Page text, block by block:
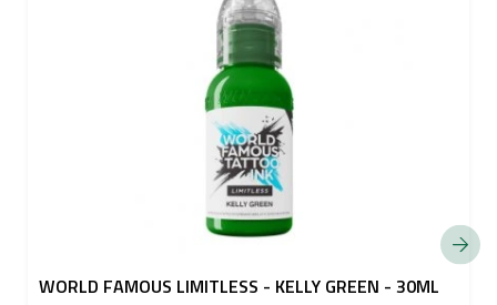
WORLD FAMOUS LIMITLESS - KELLY GREEN - 30ML